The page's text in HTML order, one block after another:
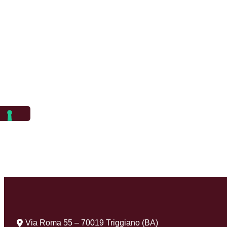
Via Roma 55 – 70019 Triggiano (BA)